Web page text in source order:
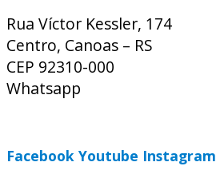
Rua Víctor Kessler, 174
Centro, Canoas – RS
CEP 92310-000
Whatsapp
Facebook Youtube Instagram